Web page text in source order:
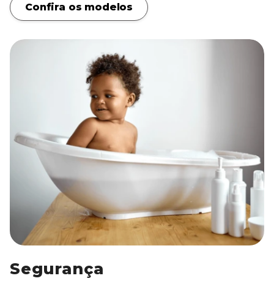
Confira os modelos
Segurança